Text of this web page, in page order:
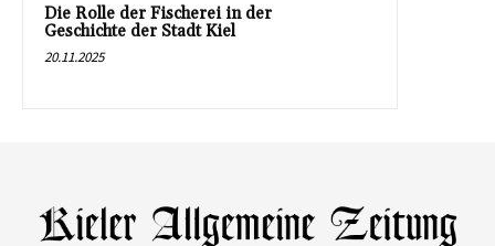
Die Rolle der Fischerei in der
Geschichte der Stadt Kiel
20.11.2025